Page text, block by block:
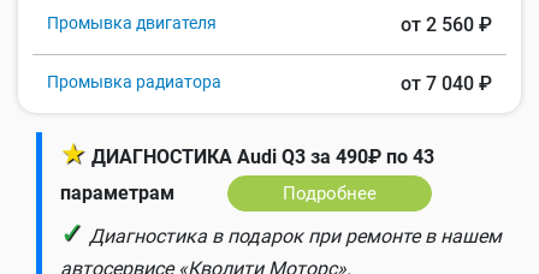
Промывка двигателя от 2 560 ₽
Промывка радиатора от 7 040 ₽
★ ДИАГНОСТИКА Audi Q3 за 490₽ по 43
параметрам
Подробнее
✓ Диагностика в подарок при ремонте в нашем
автосервисе «Кволити Моторс».